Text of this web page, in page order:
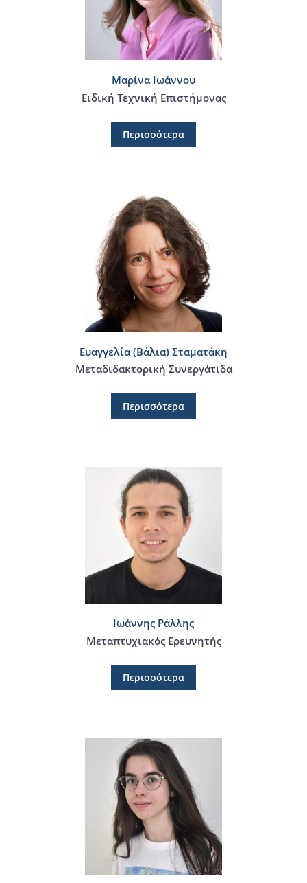
Μαρίνα Ιωάννου
Ειδική Τεχνική Επιστήμονας
Περισσότερα
Ευαγγελία (Βάλια) Σταματάκη
Μεταδιδακτορική Συνεργάτιδα
Περισσότερα
Ιωάννης Ράλλης
Μεταπτυχιακός Ερευνητής
Περισσότερα